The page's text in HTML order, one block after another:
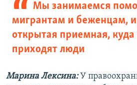
Мы занимаемся
мигрантам и беженцам, и
открытая приемная,
приходят люди
Марина Лексина:У